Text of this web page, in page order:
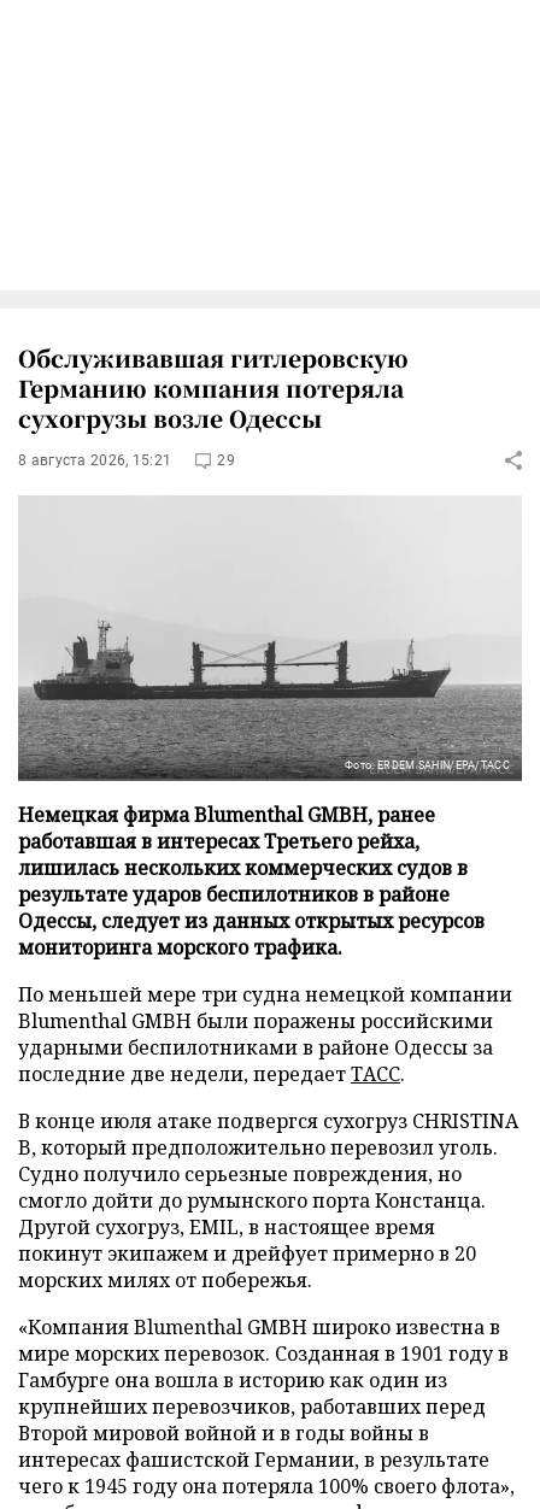
Обслуживавшая гитлеровскую
Германию компания потеряла
сухогрузы возле Одессы
8 августа 2026, 15:21 29
Фото: ERDEM SAHIN/EPA/ТАСС
Немецкая фирма Blumenthal GMBH, ранее
работавшая в интересах Третьего рейха,
лишилась нескольких коммерческих судов в
результате ударов беспилотников в районе
Одессы, следует из данных открытых ресурсов
мониторинга морского трафика.
По меньшей мере три судна немецкой компании
Blumenthal GMBH были поражены российскими
ударными беспилотниками в районе Одессы за
последние две недели, передаетТАСС.
В конце июля атаке подвергся сухогруз CHRISTINA
B, который предположительно перевозил уголь.
Судно получило серьезные повреждения, но
смогло дойти до румынского порта Констанца.
Другой сухогруз, EMIL, в настоящее время
покинут экипажем и дрейфует примерно в 20
морских милях от побережья.
«Компания Blumenthal GMBH широко известна в
мире морских перевозок. Созданная в 1901 году в
Гамбурге она вошла в историю как один из
крупнейших перевозчиков, работавших перед
Второй мировой войной и в годы войны в
интересах фашистской Германии, в результате
чего к 1945 году она потеряла 100% своего флота»,